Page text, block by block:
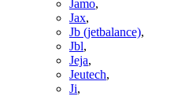
Jamo,
Jax,
Jb (jetbalance),
Jbl,
Jeja,
Jeutech,
Ji,